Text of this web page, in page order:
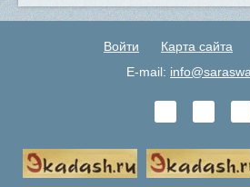
Войти Карта сайта
E-mail: